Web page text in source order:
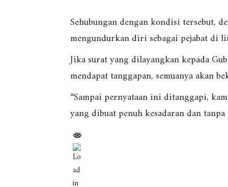
Sehubungan dengan kondisi tersebut,
mengundurkan diri sebagai pejabat di
Jika surat yang dilayangkan kepada
mendapat tanggapan, semuanya akan
“Sampai pernyataan ini ditanggapi,
yang dibuat penuh kesadaran dan